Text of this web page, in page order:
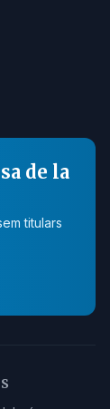
de la
titulars